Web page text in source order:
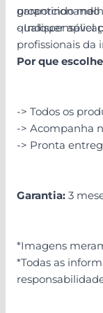
proporcionando
- Indispensável
profissionais da
garantindo
qualquer
Por que
-> Todos os
-> Acompanha
-> Pronta
Garantia: 3
*Imagens
*Todas as